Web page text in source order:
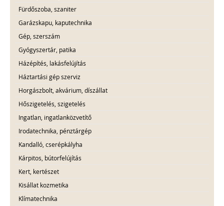
Fürdőszoba, szaniter
Garázskapu, kaputechnika
Gép, szerszám
Gyógyszertár, patika
Házépítés, lakásfelújítás
Háztartási gép szerviz
Horgászbolt, akvárium, díszállat
Hőszigetelés, szigetelés
Ingatlan, ingatlanközvetítő
Irodatechnika, pénztárgép
Kandalló, cserépkályha
Kárpitos, bútorfelújítás
Kert, kertészet
Kisállat kozmetika
Klímatechnika